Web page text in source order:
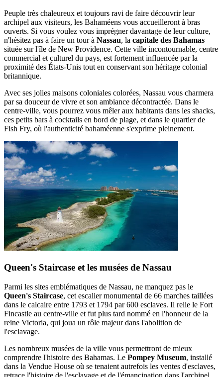
Peuple très chaleureux et toujours ravi de faire découvrir leur
archipel aux visiteurs, les Bahaméens vous accueilleront à bras
ouverts. Si vous voulez vous imprégner davantage de leur culture,
n'hésitez pas à faire un tour à Nassau, la capitale des Bahamas
située sur l'île de New Providence. Cette ville incontournable, centre
commercial et culturel du pays, est fortement influencée par la
proximité des États-Unis tout en conservant son héritage colonial
britannique.
Avec ses jolies maisons coloniales colorées, Nassau vous charmera
par sa douceur de vivre et son ambiance décontractée. Dans le
centre-ville, vous pourrez vous mêler aux habitants dans les shacks,
ces petits bars à cocktails en bord de plage, et dans le quartier de
Fish Fry, où l'authenticité bahaméenne s'exprime pleinement.
Queen's Staircase et les musées de Nassau
Parmi les sites emblématiques de Nassau, ne manquez pas le
Queen's Staircase, cet escalier monumental de 66 marches taillées
dans le calcaire entre 1793 et 1794 par 600 esclaves. Il relie le Fort
Fincastle au centre-ville et fut plus tard nommé en l'honneur de la
reine Victoria, qui joua un rôle majeur dans l'abolition de
l'esclavage.
Les nombreux musées de la ville vous permettront de mieux
comprendre l'histoire des Bahamas. Le Pompey Museum, installé
dans la Vendue House où se tenaient autrefois les ventes d'esclaves,
retrace l'histoire de l'esclavage et de l'émancipation dans l'archipel.